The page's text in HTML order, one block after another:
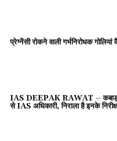
प्रेग्‍नेंसी रोकने वाली गर्भनिरोधक
IAS DEEPAK RAWAT – कबाड़
से IAS अधिकारी, निराला है इनके